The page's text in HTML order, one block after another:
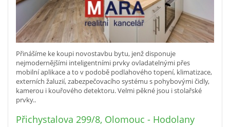
Přinášíme ke koupi novostavbu bytu, jenž disponuje
nejmodernějšími inteligentními prvky ovladatelnými přes
mobilní aplikace a to v podobě podlahového topení, klimatizace,
externích žaluzií, zabezpečovacího systému s pohybovými čidly,
kamerou i kouřového detektoru. Velmi pěkné jsou i stolařské
prvky..
Přichystalova 299/8, Olomouc - Hodolany